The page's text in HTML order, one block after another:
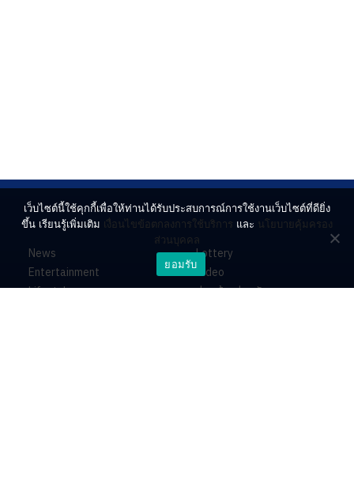
News
Entertainment
Lifestyle
Lottery
Video
ร่วมด้วยช่วยกัน
เว็บไซต์นี้ใช้คุกกี้เพื่อให้ท่านได้รับประสบการณ์การใช้งานเว็บไซต์ที่ดียิ่ง
ขึ้น เรียนรู้เพิ่มเติม เงื่อนไขข้อตกลงการใช้บริการ และ นโยบายคุ้มครอง
ส่วนบุคคล
ยอมรับ